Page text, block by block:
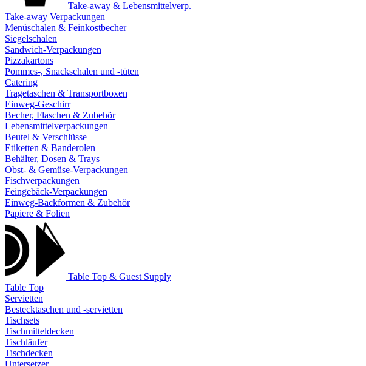
Take-away & Lebensmittelverp.
Take-away Verpackungen
Menüschalen & Feinkostbecher
Siegelschalen
Sandwich-Verpackungen
Pizzakartons
Pommes-, Snackschalen und -tüten
Catering
Tragetaschen & Transportboxen
Einweg-Geschirr
Becher, Flaschen & Zubehör
Lebensmittelverpackungen
Beutel & Verschlüsse
Etiketten & Banderolen
Behälter, Dosen & Trays
Obst- & Gemüse-Verpackungen
Fischverpackungen
Feingebäck-Verpackungen
Einweg-Backformen & Zubehör
Papiere & Folien
Table Top & Guest Supply
Table Top
Servietten
Bestecktaschen und -servietten
Tischsets
Tischmitteldecken
Tischläufer
Tischdecken